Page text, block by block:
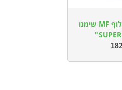
מפתח (בוקסה) פריילוף MF שימנו